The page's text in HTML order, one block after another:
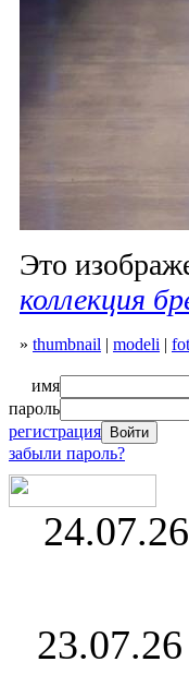
Это
коллекция
» thumbnail | modeli |
имя
пароль
регистрация
забыли пароль?
24.07.26
23.07.26